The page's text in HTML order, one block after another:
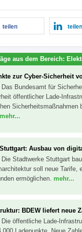
teilen teilen
aus dem Bereich:
zur Cyber-Sicherheit
Das Bundesamt für
öffentlicher Lade-
mehr...
Ausbau von
Die Stadtwerke Stuttgart
soll neue Tarife,
ermöglichen. mehr...
BDEW liefert neue
Die öffentliche Lade-